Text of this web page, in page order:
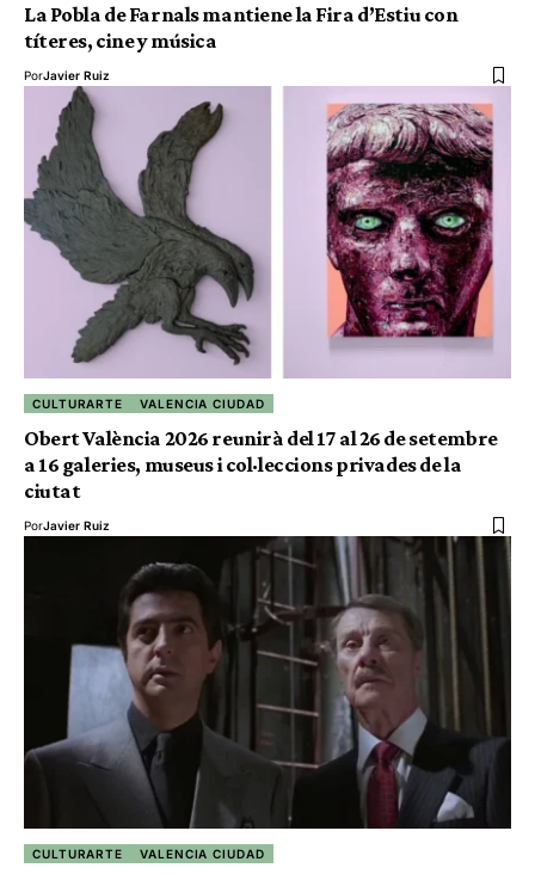
La Pobla de Farnals mantiene la Fira d’Estiu con
títeres, cine y música
PorJavier Ruiz
CULTURARTE VALENCIA CIUDAD
Obert València 2026 reunirà del 17 al 26 de setembre
a 16 galeries, museus i col·leccions privades de la
ciutat
PorJavier Ruiz
CULTURARTE VALENCIA CIUDAD